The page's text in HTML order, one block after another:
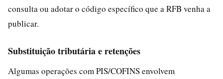
consulta ou adotar o código específico que a RFB venha a
publicar.
Substituição tributária e retenções
Algumas operações com PIS/COFINS envolvem